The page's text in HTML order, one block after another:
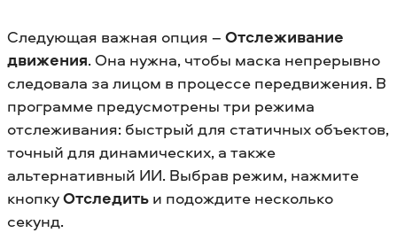
Следующая важная опция – Отслеживание
движения. Она нужна, чтобы маска непрерывно
следовала за лицом в процессе передвижения. В
программе предусмотрены три режима
отслеживания: быстрый для статичных объектов,
точный для динамических, а также
альтернативный ИИ. Выбрав режим, нажмите
кнопкуОтследить и подождите несколько
секунд.